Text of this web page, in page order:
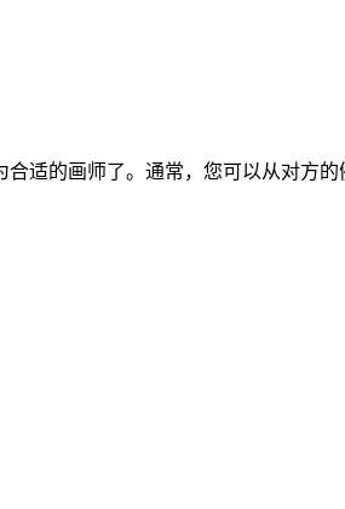
的画师了。通常，您可以从对方的